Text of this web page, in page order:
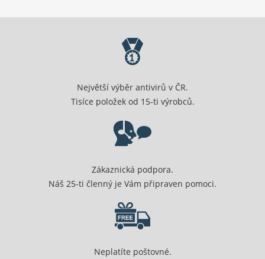
Největší výběr antivirů v ČR.
Tisíce položek od 15-ti výrobců.
Zákaznická podpora.
Náš 25-ti členný je Vám připraven pomoci.
Neplatíte poštovné.